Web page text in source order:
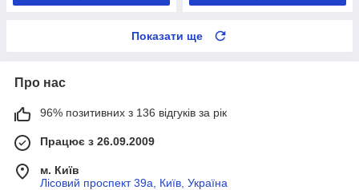
Показати ще
Про нас
96% позитивних з 136 відгуків за рік
Працює з 26.09.2009
м. Київ
Лісовий проспект 39а, Київ, Україна